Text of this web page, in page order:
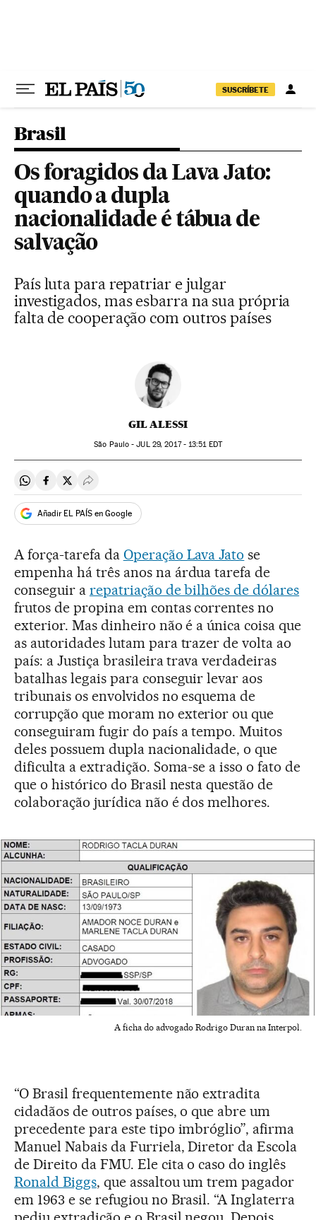
SUSCRÍBETE
Brasil
Os foragidos da Lava Jato:
quando a dupla
nacionalidade é tábua de
salvação
País luta para repatriar e julgar
investigados, mas esbarra na sua própria
falta de cooperação com outros países
GIL ALESSI
São Paulo -JUL29, 2017 - 13:51EDT
Compartir en Whatsapp
Compartir en Facebook
Compartir en Twitter
Desplegar Redes Sociales
Añadir EL PAÍS en Google
A força-tarefa da Operação Lava Jato se
empenha há três anos na árdua tarefa de
conseguir a repatriação de bilhões de dólares
frutos de propina em contas correntes no
exterior. Mas dinheiro não é a única coisa que
as autoridades lutam para trazer de volta ao
país: a Justiça brasileira trava verdadeiras
batalhas legais para conseguir levar aos
tribunais os envolvidos no esquema de
corrupção que moram no exterior ou que
conseguiram fugir do país a tempo. Muitos
deles possuem dupla nacionalidade, o que
dificulta a extradição. Soma-se a isso o fato de
que o histórico do Brasil nesta questão de
colaboração jurídica não é dos melhores.
A ficha do advogado Rodrigo Duran na Interpol.
“O Brasil frequentemente não extradita
cidadãos de outros países, o que abre um
precedente para este tipo imbróglio”, afirma
Manuel Nabais da Furriela, Diretor da Escola
de Direito da FMU. Ele cita o caso do inglês
Ronald Biggs, que assaltou um trem pagador
em 1963 e se refugiou no Brasil. “A Inglaterra